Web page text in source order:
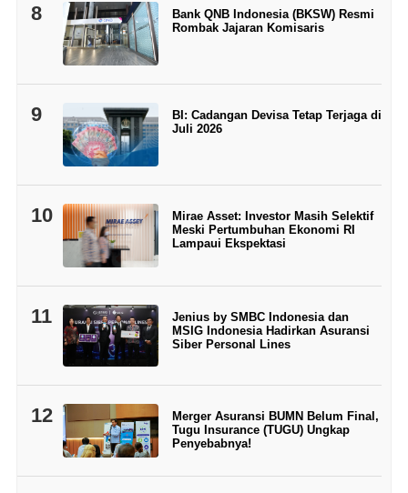
8
Bank QNB Indonesia (BKSW) Resmi
Rombak Jajaran Komisaris
9
BI: Cadangan Devisa Tetap Terjaga di
Juli 2026
10
Mirae Asset: Investor Masih Selektif
Meski Pertumbuhan Ekonomi RI
Lampaui Ekspektasi
11
Jenius by SMBC Indonesia dan
MSIG Indonesia Hadirkan Asuransi
Siber Personal Lines
12
Merger Asuransi BUMN Belum Final,
Tugu Insurance (TUGU) Ungkap
Penyebabnya!